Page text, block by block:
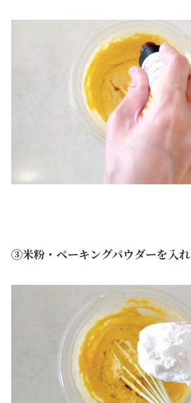
③米粉・ベーキングパウダーを入れ